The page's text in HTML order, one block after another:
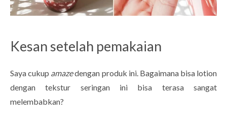
Kesan setelah pemakaian
Saya cukup amazedengan produk ini. Bagaimana bisa lotion
dengan tekstur seringan ini bisa terasa sangat
melembabkan?